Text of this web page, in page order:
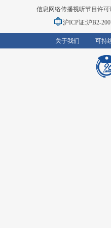
信息网络传播视听节目许可
沪ICP证:沪B2-
关于我们 可持